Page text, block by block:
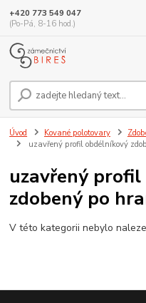
+420 773 549 047
(Po-Pá, 8-16 hod.)
Úvod Kované polotovary
uzavřený profil obdélníkový
uzavřený
zdobený po
V této kategorii nebylo